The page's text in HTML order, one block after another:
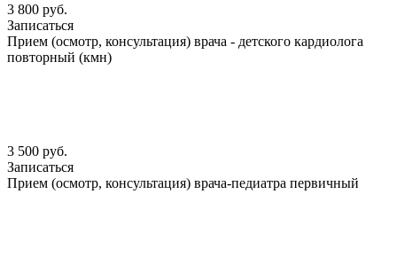
3 800 руб.
Записаться
Прием (осмотр, консультация) врача - детского кардиолога
повторный (кмн)
3 500 руб.
Записаться
Прием (осмотр, консультация) врача-педиатра первичный